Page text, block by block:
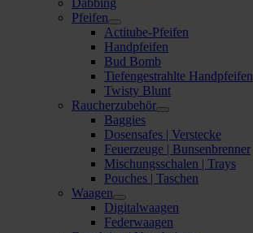
Pfeifen
Actitube-Pfeifen
Handpfeifen
Bud Bomb
Tiefengestrahlte Handpfeifen
Twisty Blunt
Raucherzubehör
Baggies
Dosensafes | Verstecke
Feuerzeuge | Bunsenbrenner
Mischungsschalen | Trays
Pouches | Taschen
Waagen
Digitalwaagen
Federwaagen